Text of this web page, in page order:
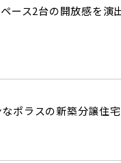
ース2台の開放感を演
ポラスの新築分譲住